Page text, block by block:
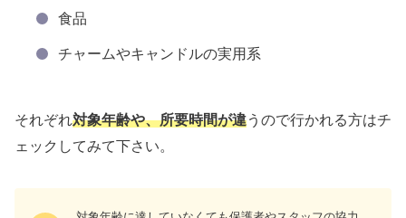
食品
チャームやキャンドルの実用系
それぞれ対象年齢や、所要時間が違うので行かれる方はチ
ェックしてみて下さい。